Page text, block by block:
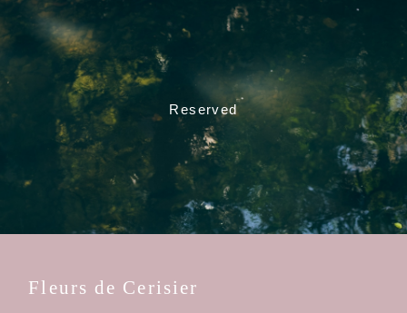
Reserved
Fleurs de Cerisier